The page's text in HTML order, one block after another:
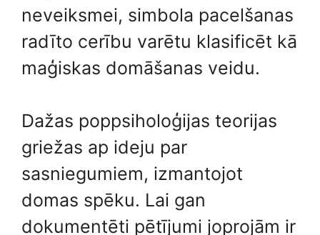
neveiksmei, simbola pacelšanas
radīto cerību varētu klasificēt kā
maģiskas domāšanas veidu.
Dažas poppsiholoģijas teorijas
griežas ap ideju par
sasniegumiem, izmantojot
domas spēku. Lai gan
dokumentēti pētījumi joprojām ir